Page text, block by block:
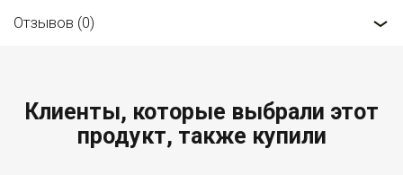
Отзывов (0)
Клиенты, которые выбрали этот
продукт, также купили